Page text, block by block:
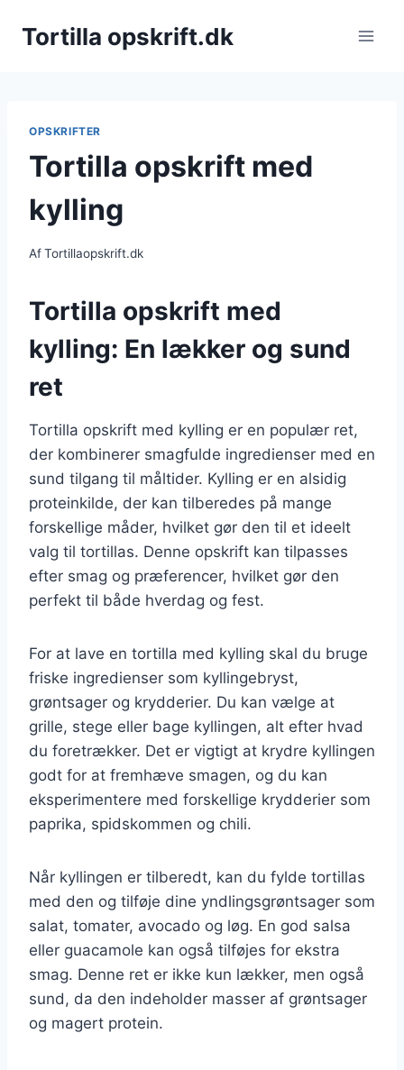
Tortilla opskrift.dk
OPSKRIFTER
Tortilla opskrift med
kylling
AfTortillaopskrift.dk
Tortilla opskrift med
kylling: En lækker og sund
ret
Tortilla opskrift med kylling er en populær ret,
der kombinerer smagfulde ingredienser med en
sund tilgang til måltider. Kylling er en alsidig
proteinkilde, der kan tilberedes på mange
forskellige måder, hvilket gør den til et ideelt
valg til tortillas. Denne opskrift kan tilpasses
efter smag og præferencer, hvilket gør den
perfekt til både hverdag og fest.
For at lave en tortilla med kylling skal du bruge
friske ingredienser som kyllingebryst,
grøntsager og krydderier. Du kan vælge at
grille, stege eller bage kyllingen, alt efter hvad
du foretrækker. Det er vigtigt at krydre kyllingen
godt for at fremhæve smagen, og du kan
eksperimentere med forskellige krydderier som
paprika, spidskommen og chili.
Når kyllingen er tilberedt, kan du fylde tortillas
med den og tilføje dine yndlingsgrøntsager som
salat, tomater, avocado og løg. En god salsa
eller guacamole kan også tilføjes for ekstra
smag. Denne ret er ikke kun lækker, men også
sund, da den indeholder masser af grøntsager
og magert protein.